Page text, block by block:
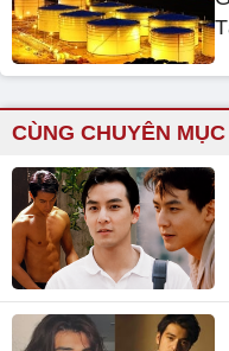
CÙNG CHUYÊN MỤC